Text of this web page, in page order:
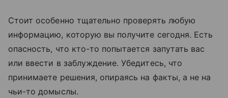
Стоит особенно тщательно проверять любую
информацию, которую вы получите сегодня. Есть
опасность, что кто-то попытается запутать вас
или ввести в заблуждение. Убедитесь, что
принимаете решения, опираясь на факты, а не на
чьи-то домыслы.